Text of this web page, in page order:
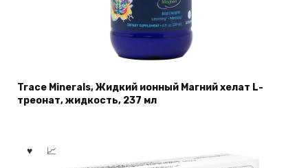
Trace Minerals, Жидкий ионный Магний хелат L-
треонат, жидкость, 237 мл